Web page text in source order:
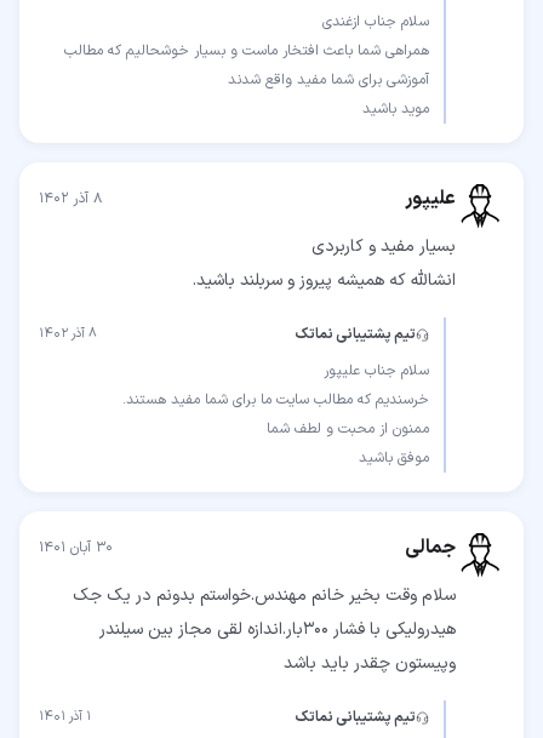
همراهی شما باعث افتخار ماست و بسیار خوشحالیم که مطالب
موید باشید
علیپور ۸ آذر ۱۴۰۲
انشالله که همیشه پیروز و سربلند باشید.
تیم پشتیبانی نماتک ۸ آذر ۱۴۰۲
موفق باشید
جمالی ۳۰ آبان ۱۴۰۱
سلام وقت بخیر خانم مهندس.خواستم بدونم در یک جک
هیدرولیکی با فشار ۳۰۰بار.اندازه لقی مجاز بین سیلندر
وپیستون چقدر باید باشد
تیم پشتیبانی نماتک ۱ آذر ۱۴۰۱